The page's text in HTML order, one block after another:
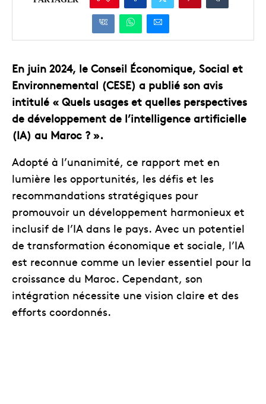
En juin 2024, le Conseil Économique, Social et
Environnemental (CESE) a publié son avis
intitulé « Quels usages et quelles perspectives
de développement de l’intelligence artificielle
(IA) au Maroc ? ».
Adopté à l’unanimité, ce rapport met en
lumière les opportunités, les défis et les
recommandations stratégiques pour
promouvoir un développement harmonieux et
inclusif de l’IA dans le pays. Avec un potentiel
de transformation économique et sociale, l’IA
est reconnue comme un levier essentiel pour la
croissance du Maroc. Cependant, son
intégration nécessite une vision claire et des
efforts coordonnés.